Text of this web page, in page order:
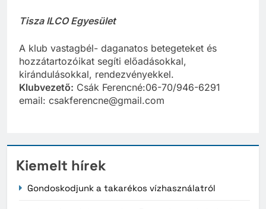
Tisza ILCO Egyesület
A klub vastagbél- daganatos betegeteket és
hozzátartozóikat segíti előadásokkal,
kirándulásokkal, rendezvényekkel.
Klubvezető: Csák Ferencné:06-70/946-6291
email: csakferencne@gmail.com
Kiemelt hírek
Gondoskodjunk a takarékos vízhasználatról